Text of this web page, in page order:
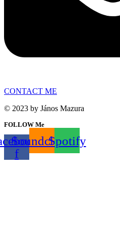
CONTACT ME
© 2023 by János Mazura
FOLLOW Me
f
Soundcloud
Spotify